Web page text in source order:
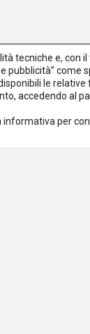
tecniche e, con il
pubblicità” come
le relative
accedendo al
informativa per